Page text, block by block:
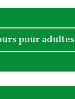
pour adultes